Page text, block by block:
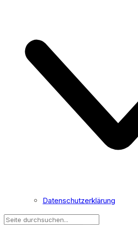
Datenschutzerklärung